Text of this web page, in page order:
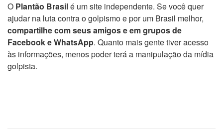
O Plantão Brasilé um site independente. Se você quer
ajudar na luta contra o golpismo e por um Brasil melhor,
compartilhe com seus amigos e em grupos de
Facebook e WhatsApp. Quanto mais gente tiver acesso
às informações, menos poder terá a manipulação da mídia
golpista.